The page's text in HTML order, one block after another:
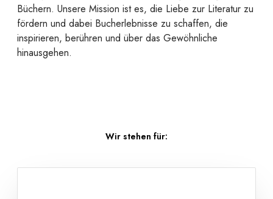
Büchern. Unsere Mission ist es, die Liebe zur Literatur zu
fördern und dabei Bucherlebnisse zu schaffen, die
inspirieren, berühren und über das Gewöhnliche
hinausgehen.
Wir stehen für: